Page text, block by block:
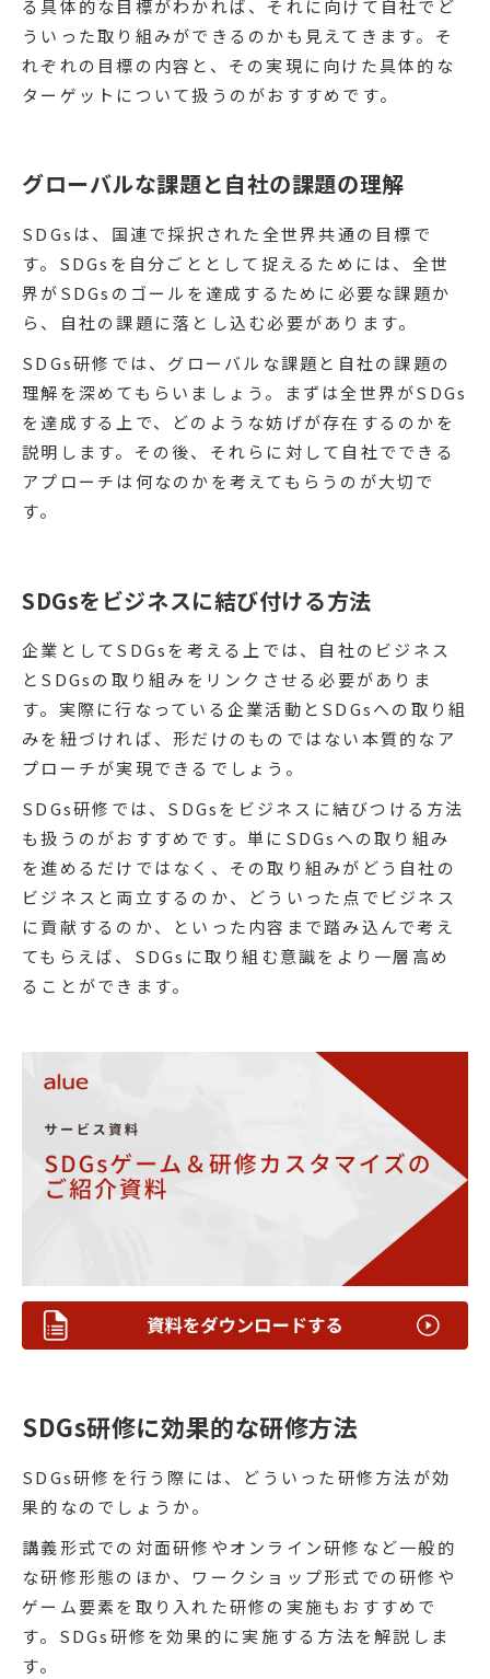
る具体的な目標がわかれば、それに向けて自社でど
ういった取り組みができるのかも見えてきます。そ
れぞれの目標の内容と、その実現に向けた具体的な
ターゲットについて扱うのがおすすめです。
グローバルな課題と自社の課題の理解
SDGsは、国連で採択された全世界共通の目標で
す。SDGsを自分ごととして捉えるためには、全世
界がSDGsのゴールを達成するために必要な課題か
ら、自社の課題に落とし込む必要があります。
SDGs研修では、グローバルな課題と自社の課題の
理解を深めてもらいましょう。まずは全世界がSDGs
を達成する上で、どのような妨げが存在するのかを
説明します。その後、それらに対して自社でできる
アプローチは何なのかを考えてもらうのが大切で
す。
SDGsをビジネスに結び付ける方法
企業としてSDGsを考える上では、自社のビジネス
とSDGsの取り組みをリンクさせる必要がありま
す。実際に行なっている企業活動とSDGsへの取り組
みを紐づければ、形だけのものではない本質的なア
プローチが実現できるでしょう。
SDGs研修では、SDGsをビジネスに結びつける方法
も扱うのがおすすめです。単にSDGsへの取り組み
を進めるだけではなく、その取り組みがどう自社の
ビジネスと両立するのか、どういった点でビジネス
に貢献するのか、といった内容まで踏み込んで考え
てもらえば、SDGsに取り組む意識をより一層高め
ることができます。
SDGs研修に効果的な研修方法
SDGs研修を行う際には、どういった研修方法が効
果的なのでしょうか。
講義形式での対面研修やオンライン研修など一般的
な研修形態のほか、ワークショップ形式での研修や
ゲーム要素を取り入れた研修の実施もおすすめで
す。SDGs研修を効果的に実施する方法を解説しま
す。